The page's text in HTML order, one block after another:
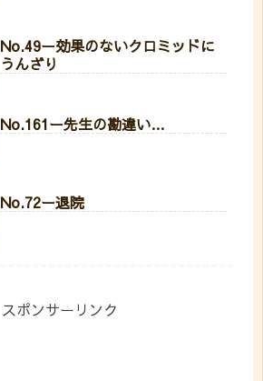
No.49ー効果のないクロミッドに
うんざり
No.161ー先生の勘違い…
No.72ー退院
スポンサーリンク